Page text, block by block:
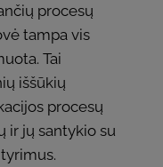
procesų
tampa vis
Tai
iššūkių
procesų
ir jų santykio su